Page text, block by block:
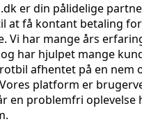
er din pålidelige
at få kontant betaling
Vi har mange års
har hjulpet mange
afhentet på en nem
platform er
en problemfri oplevelse